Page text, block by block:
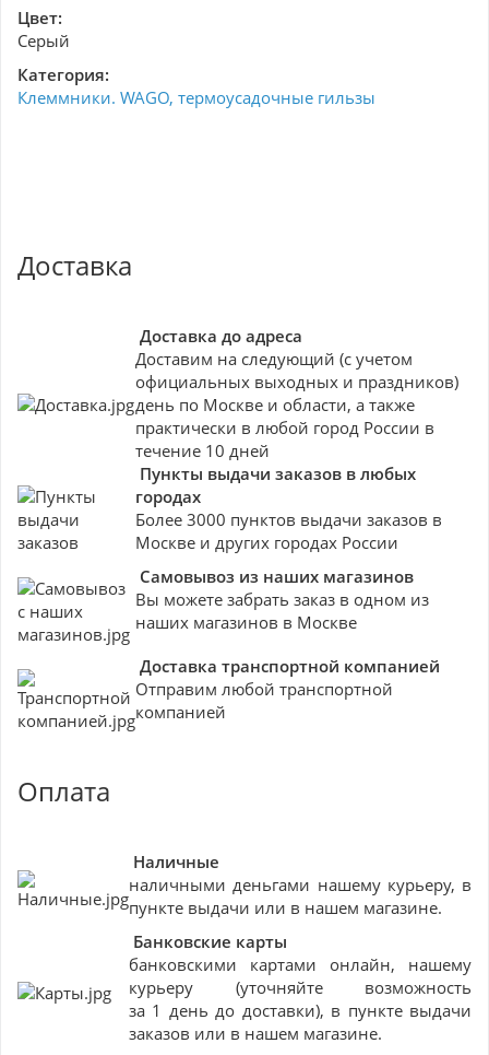
Цвет:
Серый
Категория:
Клеммники. WAGO, термоусадочные гильзы
Доставка
Доставка до адреса
Доставим на следующий (с учетом
официальных выходных и праздников)
день по Москве и области, а также
практически в любой город России в
течение 10 дней
Пункты выдачи заказов в любых
городах
Более 3000 пунктов выдачи заказов в
Москве и других городах России
Самовывоз из наших магазинов
Вы можете забрать заказ в одном из
наших магазинов в Москве
Доставка транспортной компанией
Отправим любой транспортной
компанией
Оплата
Наличные
наличными деньгами нашему курьеру, в
пункте выдачи или в нашем магазине.
Банковские карты
банковскими картами онлайн, нашему
курьеру (уточняйте возможность
за 1 день до доставки), в пункте выдачи
заказов или в нашем магазине.